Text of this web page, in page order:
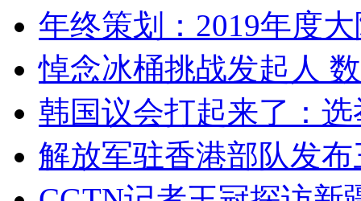
年终策划：2019年度
悼念冰桶挑战发起人
韩国议会打起来了：
解放军驻香港部队发